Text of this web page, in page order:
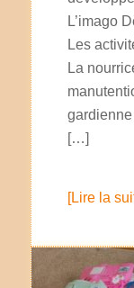
L’imago
Les
La
[…]
[Lire la